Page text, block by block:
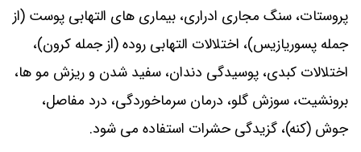
پروستات، سنگ مجاری ادراری، بیماری های التهابی پوست (از
جمله پسوریازیس)، اختلالات التهابی روده (از جمله کرون)،
اختلالات کبدی، پوسیدگی دندان، سفید شدن و ریزش مو ها،
برونشیت، سوزش گلو، درمان سرماخوردگی، درد مفاصل،
جوش (کنه)، گزیدگی حشرات استفاده می شود.